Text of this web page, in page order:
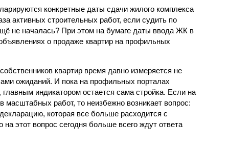
конкретные даты сдачи жилого комплекса
активных строительных работ, если судить по
не началась? При этом на бумаге даты ввода ЖК в
о продаже квартир на профильных
квартир время давно измеряется не
ожиданий. И пока на профильных порталах
индикатором остается сама стройка. Если на
масштабных работ, то неизбежно возникает вопрос:
которая все больше расходится с
этот вопрос сегодня больше всего ждут ответа